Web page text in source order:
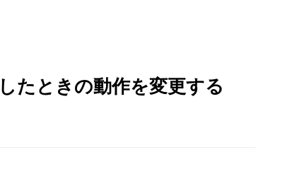
たときの動作を変更する